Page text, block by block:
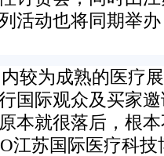
活动也将同期举
较为成熟的医疗
国际观众及买家
本就很落后，根
江苏国际医疗科